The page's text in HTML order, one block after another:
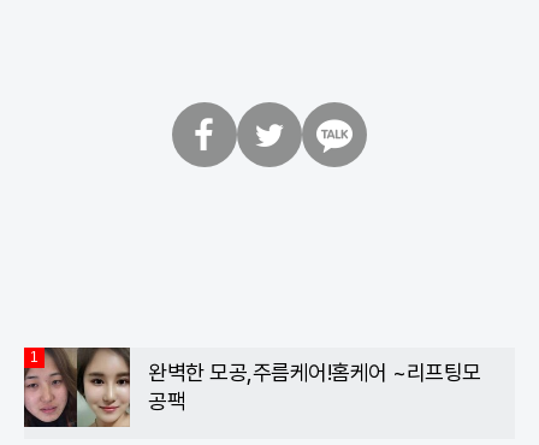
1
완벽한 모공,주름케어!홈케어 ~리프팅모
공팩